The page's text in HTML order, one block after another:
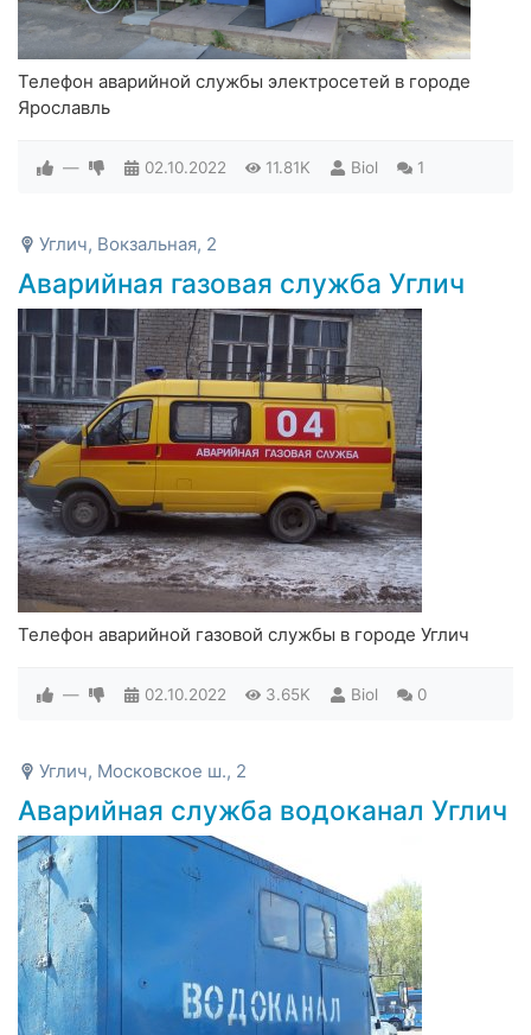
Телефон аварийной службы электросетей в городе
Ярославль
— 02.10.2022 11.81K Biol 1
Углич, Вокзальная, 2
Аварийная газовая служба Углич
Телефон аварийной газовой службы в городе Углич
— 02.10.2022 3.65K Biol 0
Углич, Московское ш., 2
Аварийная служба водоканал Углич